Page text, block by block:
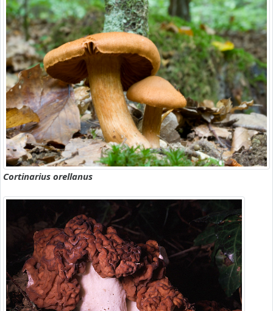
Cortinarius orellanus